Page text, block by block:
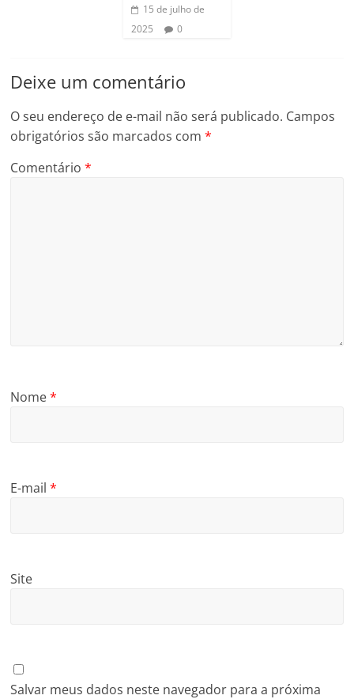
15 de julho de
2025
0
Deixe um comentário
O seu endereço de e-mail não será publicado. Campos
obrigatórios são marcados com*
Comentário*
Nome*
E-mail*
Site
Salvar meus dados neste navegador para a próxima